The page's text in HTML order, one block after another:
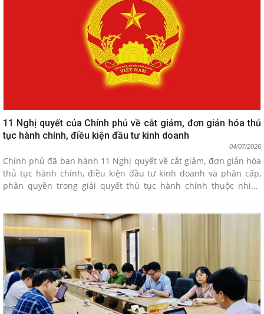
11 Nghị quyết của Chính phủ về cắt giảm, đơn giản hóa thủ
tục hành chính, điều kiện đầu tư kinh doanh
04/07/2026
Chính phủ đã ban hành 11 Nghị quyết về cắt giảm, đơn giản hóa
thủ tục hành chính, điều kiện đầu tư kinh doanh và phân cấp,
phân quyền trong giải quyết thủ tục hành chính thuộc nhiều